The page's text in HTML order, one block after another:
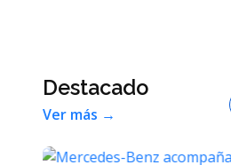
Destacado
Ver más →